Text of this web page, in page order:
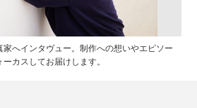
へインタヴュー。制作への想いやエピソー
カスしてお届けします。